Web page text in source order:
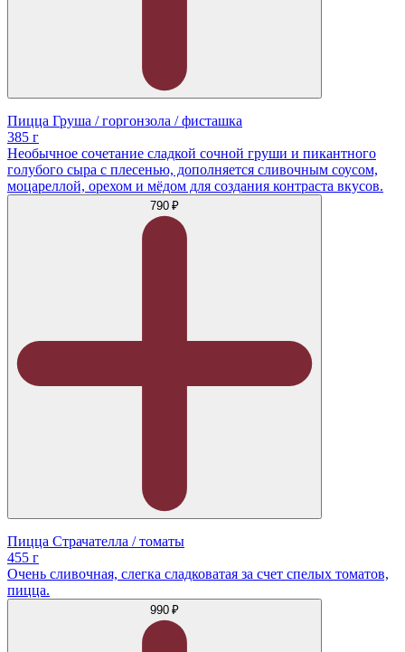
Пицца Груша / горгонзола / фисташка
385 г
Необычное сочетание сладкой сочной груши и пикантного
голубого сыра с плесенью, дополняется сливочным соусом,
моцареллой, орехом и мёдом для создания контраста вкусов.
790 ₽
Пицца Страчателла / томаты
455 г
Очень сливочная, слегка сладковатая за счет спелых томатов,
пицца.
990 ₽